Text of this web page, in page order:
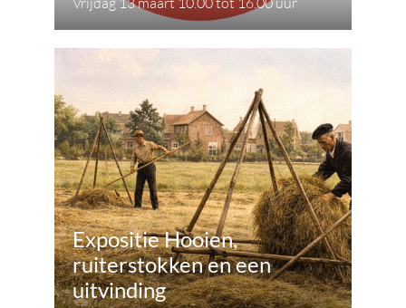
Expositie Hooien,
ruiterstokken en een
uitvinding